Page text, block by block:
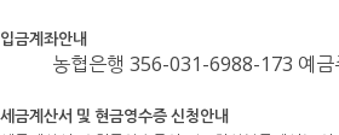
입금계좌안내
농협은행 356-031-6988-173 예금
세금계산서 및 현금영수증 신청안내